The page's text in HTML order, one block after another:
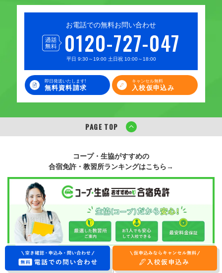
電話でのお問い合わせ 入校仮申込み
お電話での無料お問い合わせ
0120-727-047
平日 9:30～19:00 土日祝 10:00～18:00
即日発送いたします!
無料資料請求
キャンセル無料
入校仮申込み
PAGE TOP
コープ・生協がすすめの
合宿免許・教習所ランキングはこちら→